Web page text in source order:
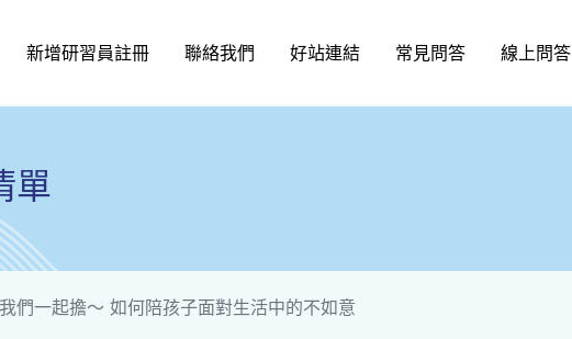
新增研習員註冊 聯絡我們 好站連結 常見問答 線上問答
單
們一起擔～ 如何陪孩子面對生活中的不如意